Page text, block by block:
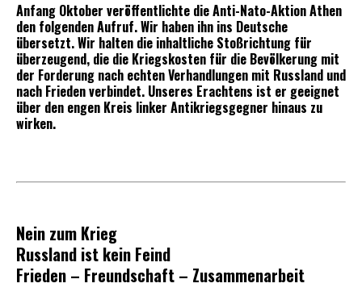
Anfang Oktober veröffentlichte die Anti-Nato-Aktion Athen
den folgenden Aufruf. Wir haben ihn ins Deutsche
übersetzt. Wir halten die inhaltliche Stoßrichtung für
überzeugend, die die Kriegskosten für die Bevölkerung mit
der Forderung nach echten Verhandlungen mit Russland und
nach Frieden verbindet. Unseres Erachtens ist er geeignet
über den engen Kreis linker Antikriegsgegner hinaus zu
wirken.
Nein zum Krieg
Russland ist kein Feind
Frieden – Freundschaft – Zusammenarbeit